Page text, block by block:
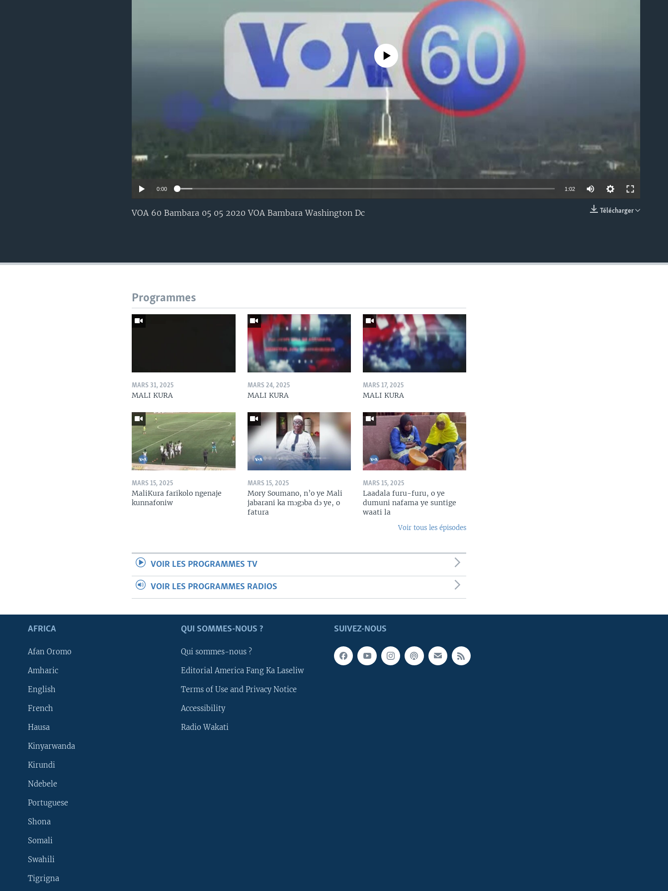
SUIVEZ-NOUS
No media source currently available
0:00 1:02
Télécharger
VOA 60 Bambara 05 05 2020 VOA Bambara Washington Dc
Programmes
MARS 31, 2025
MALI KURA
MARS 24, 2025
MALI KURA
MARS 17, 2025
MALI KURA
MARS 15, 2025
MaliKura farikolo ngenaje
kunnafoniw
MARS 15, 2025
Mory Soumano, n’o ye Mali
jabarani ka mɔgɔba dɔ ye, o
fatura
MARS 15, 2025
Laadala furu-furu, o ye
dumuni nafama ye suntige
waati la
Voir tous les épisodes
VOIR LES PROGRAMMES TV
VOIR LES PROGRAMMES RADIOS
SUIVEZ-NOUS
AFRICA
Afan Oromo
Amharic
English
French
Hausa
Kinyarwanda
Kirundi
Ndebele
Portuguese
Shona
Somali
Swahili
Tigrigna
QUI SOMMES-NOUS ?
Qui sommes-nous ?
Editorial America Fang Ka Laseliw
Terms of Use and Privacy Notice
Accessibility
Radio Wakati